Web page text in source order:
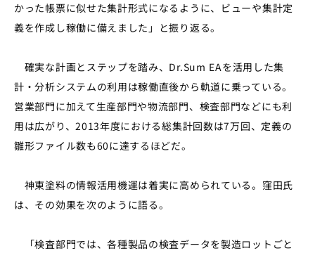
かった帳票に似せた集計形式になるように、ビューや集計定
義を作成し稼働に備えました」と振り返る。
確実な計画とステップを踏み、Dr.Sum EAを活用した集
計・分析システムの利用は稼働直後から軌道に乗っている。
営業部門に加えて生産部門や物流部門、検査部門などにも利
用は広がり、2013年度における総集計回数は7万回、定義の
雛形ファイル数も60に達するほどだ。
神東塗料の情報活用機運は着実に高められている。窪田氏
は、その効果を次のように語る。
「検査部門では、各種製品の検査データを製造ロットごと